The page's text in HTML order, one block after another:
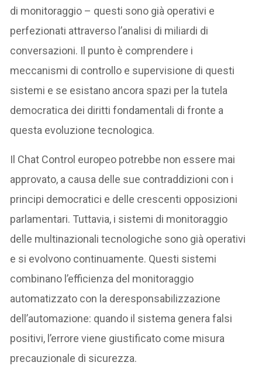
di monitoraggio – questi sono già operativi e
perfezionati attraverso l’analisi di miliardi di
conversazioni. Il punto è comprendere i
meccanismi di controllo e supervisione di questi
sistemi e se esistano ancora spazi per la tutela
democratica dei diritti fondamentali di fronte a
questa evoluzione tecnologica.
Il Chat Control europeo potrebbe non essere mai
approvato, a causa delle sue contraddizioni con i
principi democratici e delle crescenti opposizioni
parlamentari. Tuttavia, i sistemi di monitoraggio
delle multinazionali tecnologiche sono già operativi
e si evolvono continuamente. Questi sistemi
combinano l’efficienza del monitoraggio
automatizzato con la deresponsabilizzazione
dell’automazione: quando il sistema genera falsi
positivi, l’errore viene giustificato come misura
precauzionale di sicurezza.